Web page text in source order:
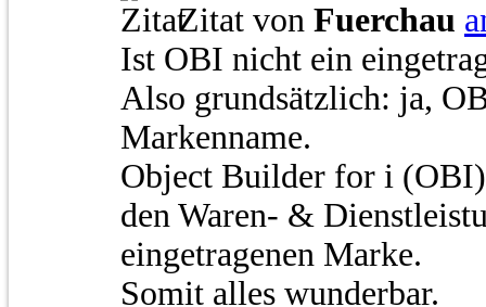
Zitat von Fuerchau
Ist OBI nicht ein
Also grundsätzlich: ja,
Markenname.
Object Builder for i
den Waren- &
eingetragenen Marke.
Somit alles wunderbar.